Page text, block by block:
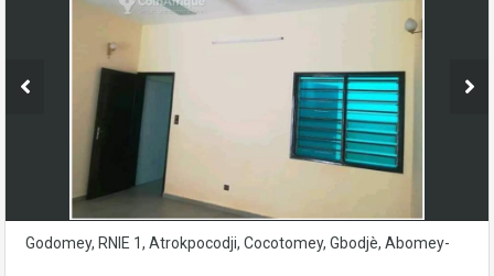
Godomey, RNIE 1, Atrokpocodji, Cocotomey, Gbodjè, Abomey-